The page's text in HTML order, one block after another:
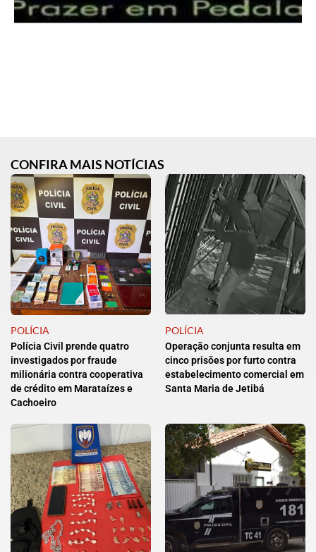
CONFIRA MAIS NOTÍCIAS
POLÍCIA
Polícia Civil prende quatro
investigados por fraude
milionária contra cooperativa
de crédito em Marataízes e
Cachoeiro
POLÍCIA
Operação conjunta resulta em
cinco prisões por furto contra
estabelecimento comercial em
Santa Maria de Jetibá